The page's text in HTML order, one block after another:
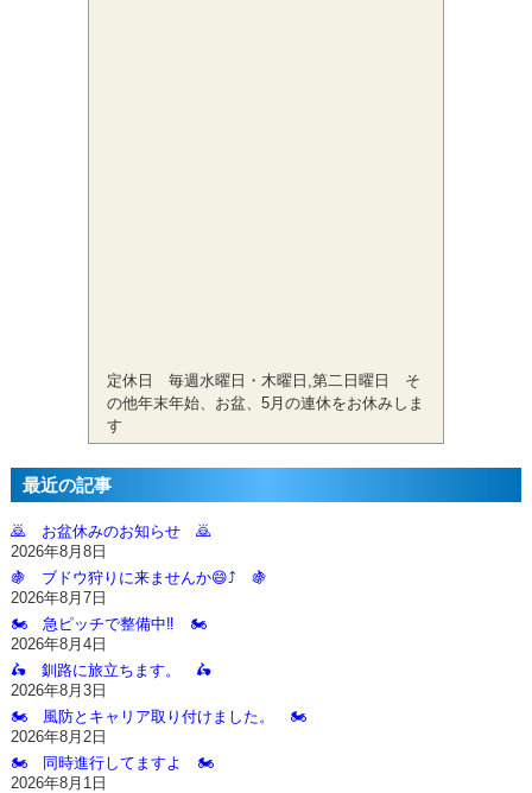
定休日 毎週水曜日・木曜日,第二日曜日 そ
の他年末年始、お盆、5月の連休をお休みしま
す
最近の記事
🙇‍ お盆休みのお知らせ 🙇‍
2026年8月8日
🍇 ブドウ狩りに来ませんか😄⤴️ 🍇
2026年8月7日
🏍️ 急ピッチで整備中‼️ 🏍️
2026年8月4日
🛵 釧路に旅立ちます。 🛵
2026年8月3日
🏍️ 風防とキャリア取り付けました。 🏍️
2026年8月2日
🏍️ 同時進行してますよ 🏍️
2026年8月1日